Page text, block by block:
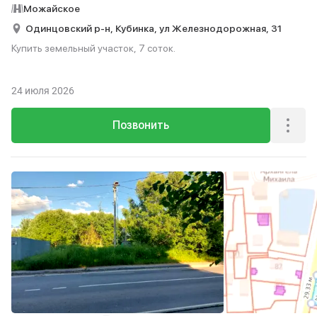
Можайское
Одинцовский р-н, Кубинка, ул Железнодорожная, 31
Купить земельный участок, 7 соток.
Позвонить
24 июля 2026